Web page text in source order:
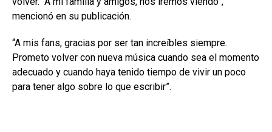
mencionó en su publicación.
“A mis fans, gracias por ser tan increíbles siempre.
Prometo volver con nueva música cuando sea el momento
adecuado y cuando haya tenido tiempo de vivir un poco
para tener algo sobre lo que escribir”.